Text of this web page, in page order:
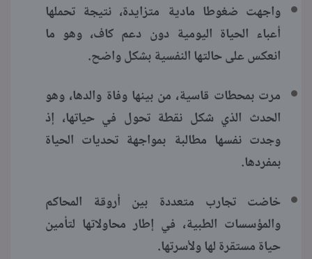
واجهت ضغوطا مادية متزايدة، نتيجة تحملها
أعباء الحياة اليومية دون دعم كاف، وهو ما
انعكس على حالتها النفسية بشكل واضح.
مرت بمحطات قاسية، من بينها وفاة والدها، وهو
الحدث الذي شكل نقطة تحول في حياتها، إذ
وجدت نفسها مطالبة بمواجهة تحديات الحياة
بمفردها.
خاضت تجارب متعددة بين أروقة المحاكم
والمؤسسات الطبية، في إطار محاولاتها لتأمين
حياة مستقرة لها ولأسرتها.